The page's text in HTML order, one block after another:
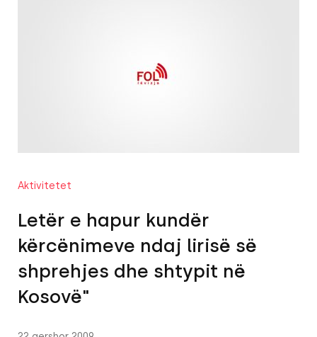
Aktivitetet
Letër e hapur kundër
kërcënimeve ndaj lirisë së
shprehjes dhe shtypit në
Kosovë"